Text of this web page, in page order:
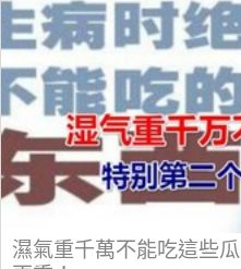
濕氣重千萬不能吃這些